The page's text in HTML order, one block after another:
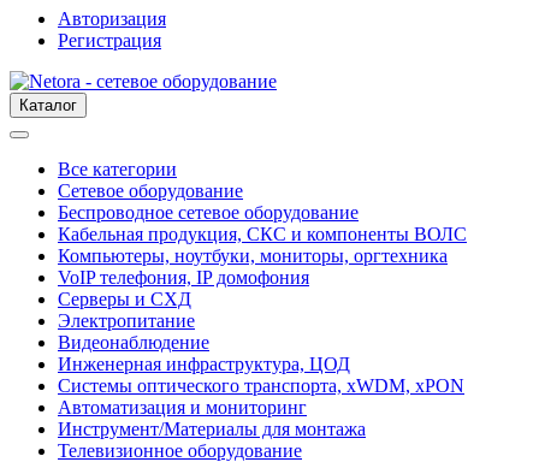
Авторизация
Регистрация
Каталог
Все категории
Сетевое оборудование
Беспроводное сетевое оборудование
Кабельная продукция, СКС и компоненты ВОЛС
Компьютеры, ноутбуки, мониторы, оргтехника
VoIP телефония, IP домофония
Серверы и СХД
Электропитание
Видеонаблюдение
Инженерная инфраструктура, ЦОД
Системы оптического транспорта, xWDM, xPON
Автоматизация и мониторинг
Инструмент/Материалы для монтажа
Телевизионное оборудование